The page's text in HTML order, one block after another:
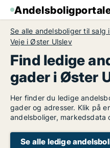
Se alle andelsboliger til salg
Veje i Øster Ulslev
Find ledige
gader i Øster
Her finder du ledige
gader og adresser. Klik på
andelsboliger, markedsdata
Se alle ledige